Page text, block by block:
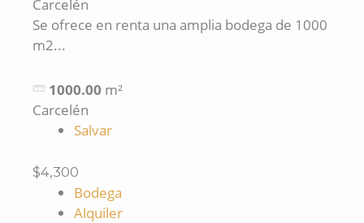
Carcelén
Se ofrece en renta una amplia bodega de 1000
m2...
1000.00 m²
Carcelén
Salvar
$4,300
Bodega
Alquiler